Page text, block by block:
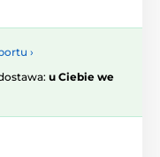
›
u Ciebie we